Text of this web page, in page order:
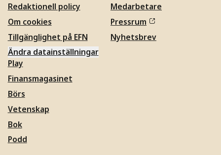
Redaktionell policy
Om cookies
Tillgänglighet på EFN
Ändra datainställningar
Medarbetare
Pressrum
Nyhetsbrev
Play
Finansmagasinet
Börs
Vetenskap
Bok
Podd